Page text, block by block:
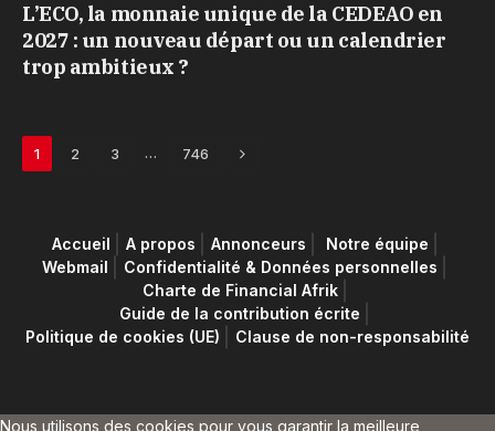
L’ECO, la monnaie unique de la CEDEAO en
2027 : un nouveau départ ou un calendrier
trop ambitieux ?
1 2 3 … 746 Next
Accueil A propos Annonceurs
Notre équipe
Webmail
Confidentialité & Données personnelles
Charte de Financial Afrik
Guide de la contribution écrite
Politique de cookies (UE)
Clause de non-responsabilité
Nous utilisons des cookies pour vous garantir la meilleure